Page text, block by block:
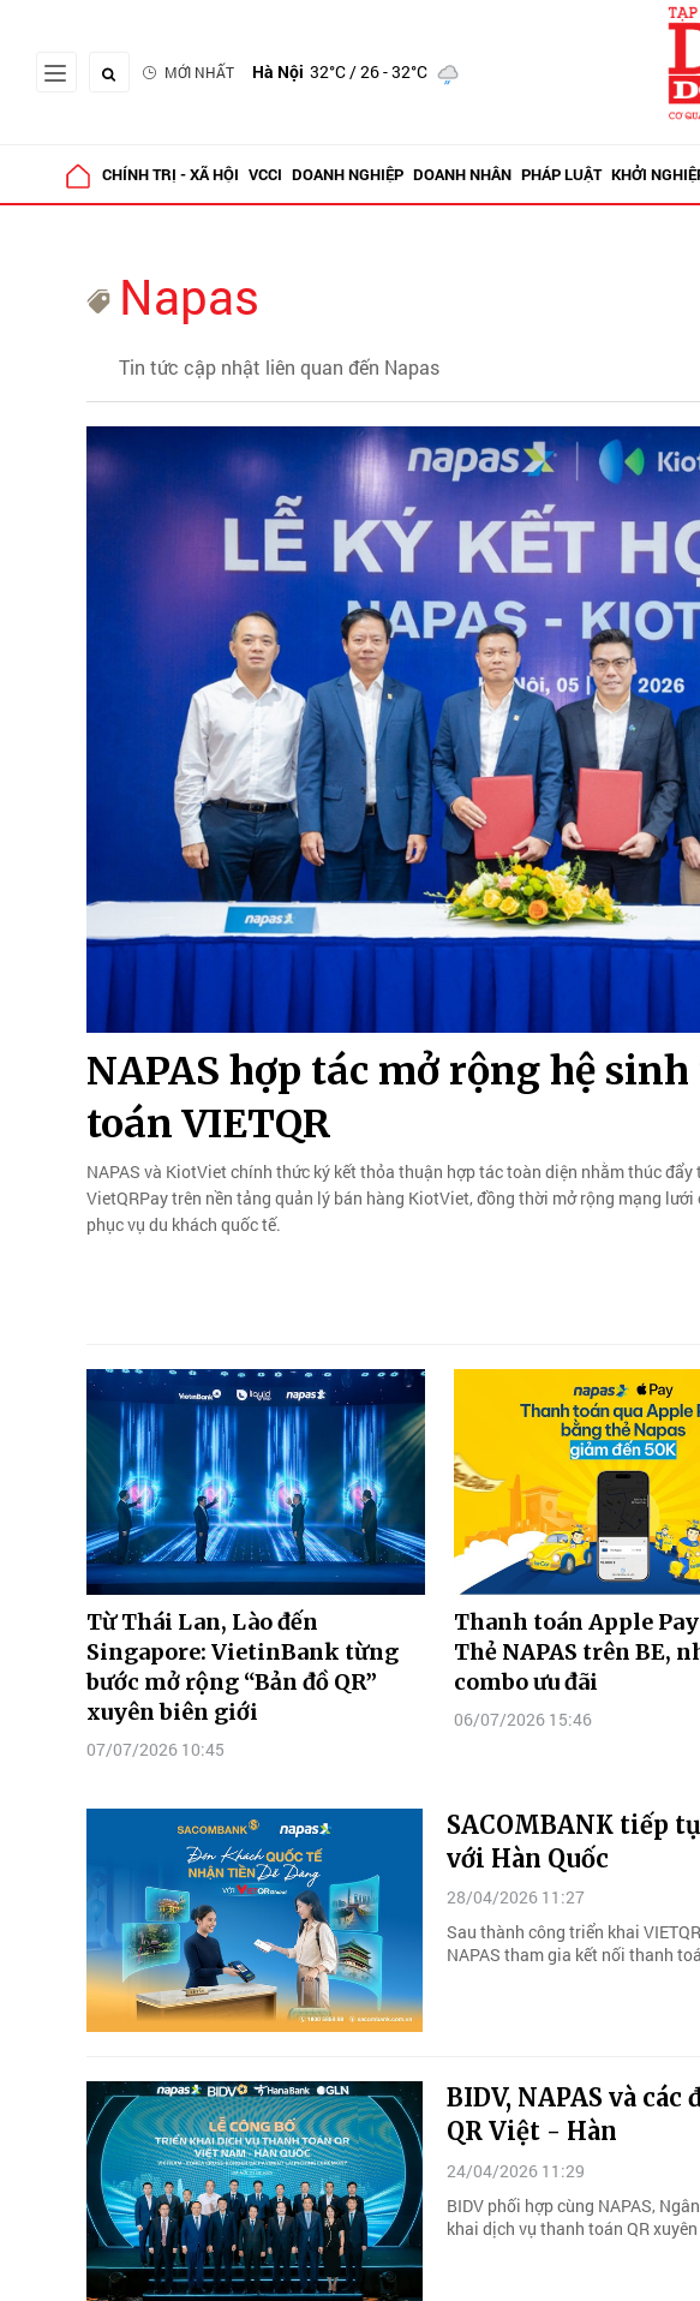
MỚI NHẤT Hà Nội 32°C/ 26 - 32°C
CHÍNH TRỊ - XÃ HỘI VCCI DOANH NGHIỆP DOANH NHÂN PHÁP LUẬT KHỞI
Napas
Tin tức cập nhật liên quan đến Napas
NAPAS hợp tác mở rộng hệ
toán VIETQR
NAPAS và KiotViet chính thức ký kết thỏa thuận hợp tác toàn diện nhằm thúc
VietQRPay trên nền tảng quản lý bán hàng KiotViet, đồng thời mở rộng mạng
phục vụ du khách quốc tế.
Từ Thái Lan, Lào đến
Singapore: VietinBank từng
bước mở rộng “Bản đồ QR”
xuyên biên giới
07/07/2026 10:45
Thanh toán Apple
Thẻ NAPAS trên BE,
combo ưu đãi
06/07/2026 15:46
SACOMBANK tiếp
với Hàn Quốc
28/04/2026 11:27
Sau thành công triển khai
NAPAS tham gia kết nối thanh
BIDV, NAPAS và
QR Việt - Hàn
24/04/2026 11:29
BIDV phối hợp cùng NAPAS,
khai dịch vụ thanh toán QR